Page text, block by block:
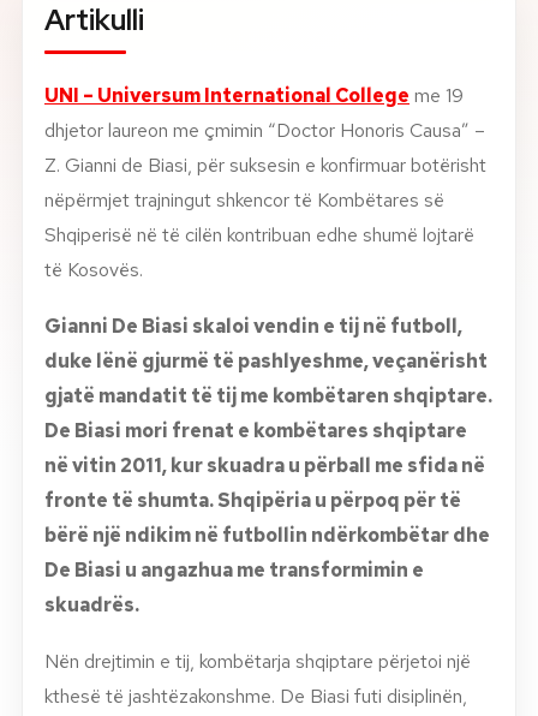
Lajme
Kontakti
GJUHA
EN
AL Apliko Kërko info
UMS Staff
UMS Students
Artikulli
UNI – Universum International College me 19
dhjetor laureon me çmimin “Doctor Honoris Causa” –
Z. Gianni de Biasi, për suksesin e konfirmuar botërisht
nëpërmjet trajningut shkencor të Kombëtares së
Shqiperisë në të cilën kontribuan edhe shumë lojtarë
të Kosovës.
Gianni De Biasi skaloi vendin e tij në futboll,
duke lënë gjurmë të pashlyeshme, veçanërisht
gjatë mandatit të tij me kombëtaren shqiptare.
De Biasi mori frenat e kombëtares shqiptare
në vitin 2011, kur skuadra u përball me sfida në
fronte të shumta. Shqipëria u përpoq për të
bërë një ndikim në futbollin ndërkombëtar dhe
De Biasi u angazhua me transformimin e
skuadrës.
Nën drejtimin e tij, kombëtarja shqiptare përjetoi një
kthesë të jashtëzakonshme. De Biasi futi disiplinën,